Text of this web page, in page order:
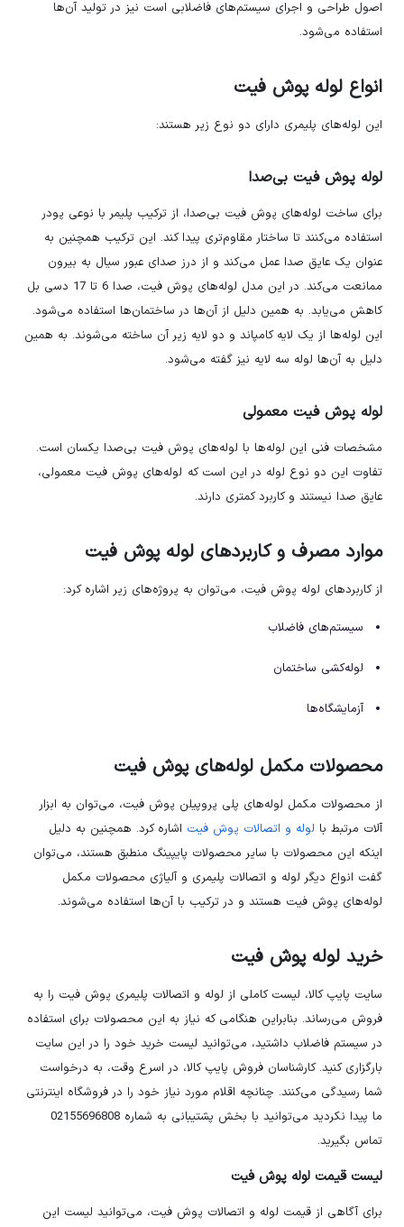
اصول طراحی و اجرای سیستم‌های فاضلابی است نیز در تولید آن‌ها
استفاده می‌شود.
انواع لوله پوش فیت
این لوله‌های‌ پلیمری دارای دو نوع زیر هستند:
لوله پوش فیت بی‌صدا
برای ساخت لوله‌های پوش فیت بی‌صدا، از ترکیب پلیمر با نوعی پودر
استفاده می‌کنند تا ساختار مقاوم‌تری پیدا کند. این ترکیب همچنین به
عنوان یک عایق صدا عمل می‌کند و از درز صدای عبور سیال به بیرون
ممانعت می‌کند. در این مدل لوله‌های پوش فیت، صدا 6 تا 17 دسی بل
کاهش می‌یابد. به همین دلیل از آن‌ها در ساختمان‌ها استفاده می‌شود.
این لوله‌ها از یک لایه کامپاند و دو لایه زیر آن ساخته می‌شوند. به همین
دلیل به آن‌ها لوله سه لایه نیز گفته می‌شود.
لوله پوش فیت معمولی
مشخصات فنی این لوله‌ها با لوله‌های پوش فیت بی‌صدا یکسان است.
تفاوت این دو نوع لوله در این است که لوله‌های پوش فیت معمولی،
عایق صدا نیستند و کاربرد کمتری دارند.
موارد مصرف و کاربردهای لوله پوش فیت
از کاربردهای لوله پوش فیت، می‌توان به پروژه‌های زیر اشاره کرد:
سیستم‌های فاضلاب
لوله‌کشی ساختمان
آزمایشگاه‌ها
محصولات مکمل لوله‌های پوش فیت
از محصولات مکمل لوله‌های پلی پروپیلن پوش فیت، می‌توان به ابزار
آلات مرتبط با لوله‌ و اتصالات پوش فیت اشاره کرد. همچنین به دلیل
اینکه این محصولات با سایر محصولات پایپینگ منطبق هستند، می‌توان
گفت انواع دیگر لوله و اتصالات پلیمری و آلیاژی محصولات مکمل
لوله‌های پوش فیت هستند و در ترکیب با آن‌ها استفاده می‌شوند.
خرید لوله پوش فیت
سایت پایپ کالا، لیست کاملی از لوله و اتصالات پلیمری پوش فیت را به
فروش می‌رساند. بنابراین هنگامی که نیاز به این محصولات برای استفاده
در سیستم فاضلاب داشتید، می‌توانید لیست خرید خود را در این سایت
بارگزاری کنید. کارشناسان فروش پایپ کالا، در اسرع وقت، به درخواست
شما رسیدگی می‌کنند. چنانچه اقلام مورد نیاز خود را در فروشگاه اینترنتی
ما پیدا نکردید می‌توانید با بخش پشتیبانی به شماره 02155696808
تماس بگیرید.
لیست قیمت لوله پوش فیت
برای آگاهی از قیمت لوله و اتصالات پوش فیت، می‌توانید لیست این